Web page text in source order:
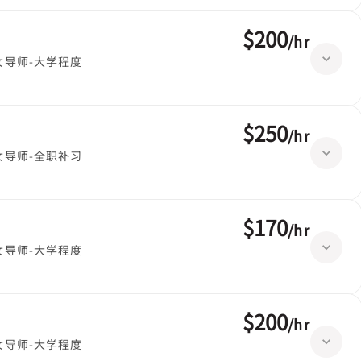
导师-大学程度
$200/hr
导师-全职补习
$250/hr
导师-大学程度
$170/hr
导师-大学程度
$200/hr